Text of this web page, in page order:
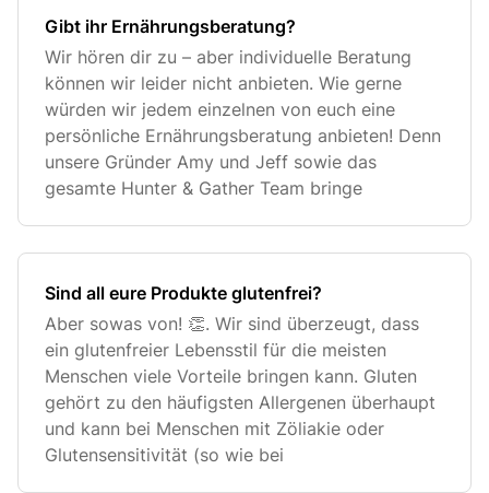
Gibt ihr Ernährungsberatung?
Wir hören dir zu – aber individuelle Beratung
können wir leider nicht anbieten. Wie gerne
würden wir jedem einzelnen von euch eine
persönliche Ernährungsberatung anbieten! Denn
unsere Gründer Amy und Jeff sowie das
gesamte Hunter & Gather Team bringe
Sind all eure Produkte glutenfrei?
Aber sowas von! 👏. Wir sind überzeugt, dass
ein glutenfreier Lebensstil für die meisten
Menschen viele Vorteile bringen kann. Gluten
gehört zu den häufigsten Allergenen überhaupt
und kann bei Menschen mit Zöliakie oder
Glutensensitivität (so wie bei